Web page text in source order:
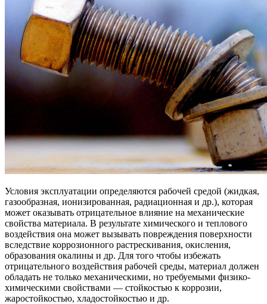
Условия эксплуатации определяются рабочей средой (жидкая,
газообразная, ионизированная, радиационная и др.), которая
может оказывать отрицательное влияние на механические
свойства материала. В результате химического и теплового
воздействия она может вызывать повреждения поверхности
вследствие коррозионного растрескивания, окисления,
образования окалины и др. Для того чтобы избежать
отрицательного воздействия рабочей среды, материал должен
обладать не только механическими, но требуемыми физико-
химическими свойствами — стойкостью к коррозии,
жаростойкостью, хладостойкостью и др.